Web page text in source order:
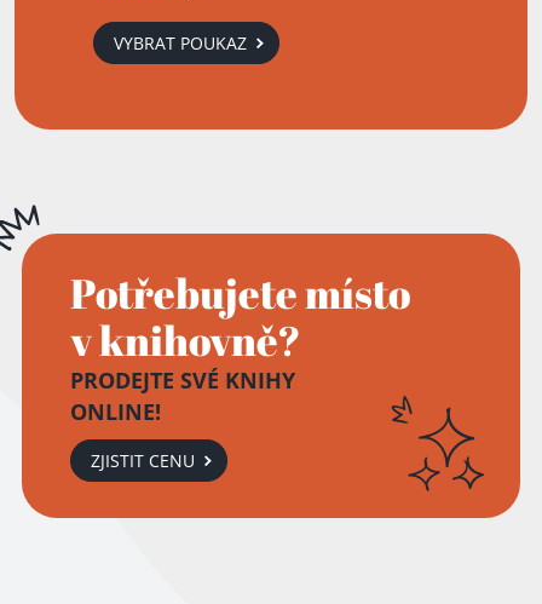
VYBRAT POUKAZ
Potřebujete místo
v knihovně?
PRODEJTE SVÉ KNIHY
ONLINE!
ZJISTIT CENU